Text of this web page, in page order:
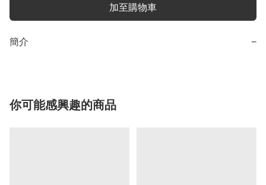
加至購物車
簡介 −
你可能感興趣的商品